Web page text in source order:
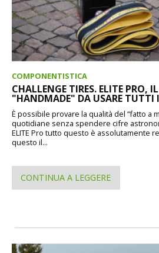
COMPONENTISTICA
CHALLENGE TIRES. ELITE PRO,
"HANDMADE" DA USARE TUTTI
È possibile provare la qualità del “fatto a
quotidiane senza spendere cifre
ELITE Pro tutto questo è assolutamente
questo il...
CONTINUA A LEGGERE